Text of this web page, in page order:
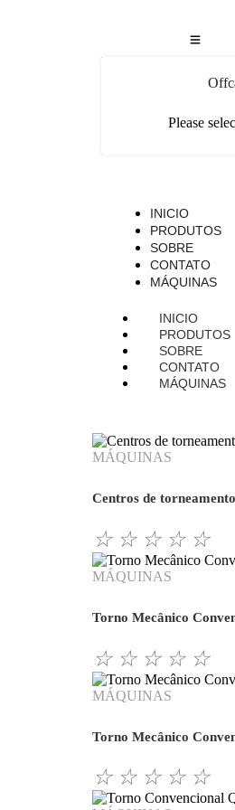
Please
INICIO
PRODUTOS
SOBRE
CONTATO
MÁQUINAS
INICIO
PRODUTOS
SOBRE
CONTATO
MÁQUINAS
MÁQUINAS
Centros de
☆ ☆ ☆ ☆ ☆
MÁQUINAS
Torno Mecânico
☆ ☆ ☆ ☆ ☆
MÁQUINAS
Torno Mecânico
☆ ☆ ☆ ☆ ☆